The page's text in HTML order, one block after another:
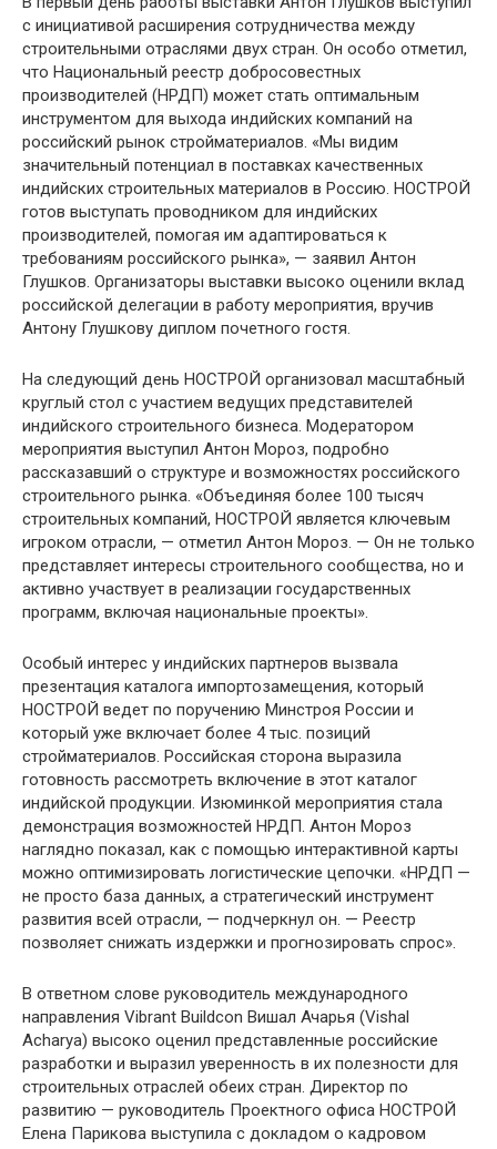
с инициативой расширения сотрудничества между
строительными отраслями двух стран. Он особо отметил,
что Национальный реестр добросовестных
производителей (НРДП) может стать оптимальным
инструментом для выхода индийских компаний на
российский рынок стройматериалов. «Мы видим
значительный потенциал в поставках качественных
индийских строительных материалов в Россию. НОСТРОЙ
готов выступать проводником для индийских
производителей, помогая им адаптироваться к
требованиям российского рынка», — заявил Антон
Глушков. Организаторы выставки высоко оценили вклад
российской делегации в работу мероприятия, вручив
Антону Глушкову диплом почетного гостя.
На следующий день НОСТРОЙ организовал масштабный
круглый стол с участием ведущих представителей
индийского строительного бизнеса. Модератором
мероприятия выступил Антон Мороз, подробно
рассказавший о структуре и возможностях российского
строительного рынка. «Объединяя более 100 тысяч
строительных компаний, НОСТРОЙ является ключевым
игроком отрасли, — отметил Антон Мороз. — Он не только
представляет интересы строительного сообщества, но и
активно участвует в реализации государственных
программ, включая национальные проекты».
Особый интерес у индийских партнеров вызвала
презентация каталога импортозамещения, который
НОСТРОЙ ведет по поручению Минстроя России и
который уже включает более 4 тыс. позиций
стройматериалов. Российская сторона выразила
готовность рассмотреть включение в этот каталог
индийской продукции. Изюминкой мероприятия стала
демонстрация возможностей НРДП. Антон Мороз
наглядно показал, как с помощью интерактивной карты
можно оптимизировать логистические цепочки. «НРДП —
не просто база данных, а стратегический инструмент
развития всей отрасли, — подчеркнул он. — Реестр
позволяет снижать издержки и прогнозировать спрос».
В ответном слове руководитель международного
направления Vibrant Buildcon Вишал Ачарья (Vishal
Acharya) высоко оценил представленные российские
разработки и выразил уверенность в их полезности для
строительных отраслей обеих стран. Директор по
развитию — руководитель Проектного офиса НОСТРОЙ
Елена Парикова выступила с докладом о кадровом